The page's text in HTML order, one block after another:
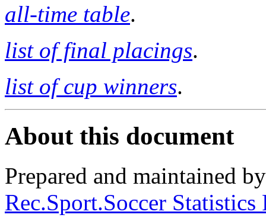
all-time table.
list of final placings.
list of cup winners.
About this document
Prepared and maintained
Rec.Sport.Soccer